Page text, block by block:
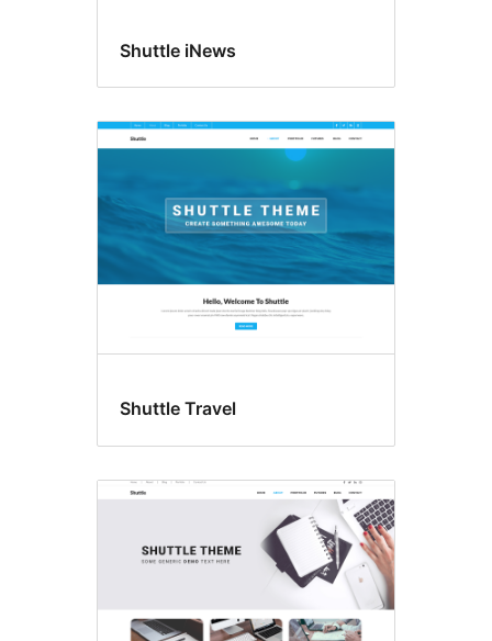
Shuttle iNews
Shuttle Travel